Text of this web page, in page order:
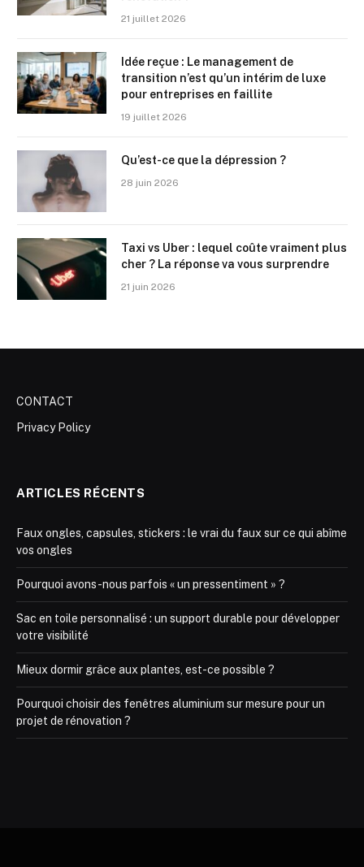
21 juillet 2026
Idée reçue : Le management de
transition n’est qu’un intérim de luxe
pour entreprises en faillite
19 juillet 2026
Qu’est-ce que la dépression ?
28 juin 2026
Taxi vs Uber : lequel coûte vraiment plus
cher ? La réponse va vous surprendre
21 juin 2026
CONTACT
Privacy Policy
ARTICLES RÉCENTS
Faux ongles, capsules, stickers : le vrai du faux sur ce qui abîme
vos ongles
Pourquoi avons-nous parfois « un pressentiment » ?
Sac en toile personnalisé : un support durable pour développer
votre visibilité
Mieux dormir grâce aux plantes, est-ce possible ?
Pourquoi choisir des fenêtres aluminium sur mesure pour un
projet de rénovation ?